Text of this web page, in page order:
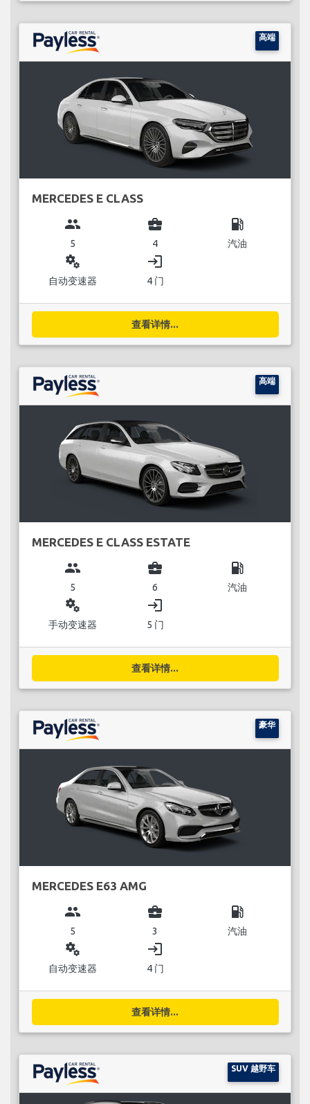
高端
MERCEDES E CLASS
group
5
business_center
4
local_gas_station
汽油
miscellaneous_services
自动变速器
login
4 门
查看详情...
高端
MERCEDES E CLASS ESTATE
group
5
business_center
6
local_gas_station
汽油
miscellaneous_services
手动变速器
login
5 门
查看详情...
豪华
MERCEDES E63 AMG
group
5
business_center
3
local_gas_station
汽油
miscellaneous_services
自动变速器
login
4 门
查看详情...
SUV 越野车